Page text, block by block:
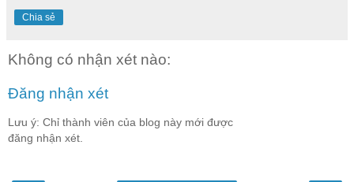
Chia sẻ
Không có nhận xét nào:
Đăng nhận xét
Lưu ý: Chỉ thành viên của blog này mới được
đăng nhận xét.